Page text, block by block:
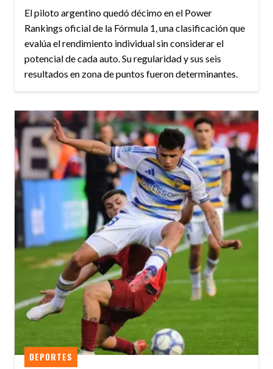
El piloto argentino quedó décimo en el Power
Rankings oficial de la Fórmula 1, una clasificación que
evalúa el rendimiento individual sin considerar el
potencial de cada auto. Su regularidad y sus seis
resultados en zona de puntos fueron determinantes.
DEPORTES